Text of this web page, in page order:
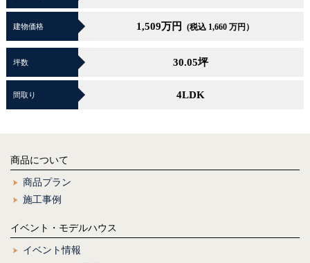
建物価格 1,509万円 (税込 1,660 万円）
坪数 30.05坪
間取り 4LDK
商品について
商品プラン
施工事例
イベント・モデルハウス
イベント情報